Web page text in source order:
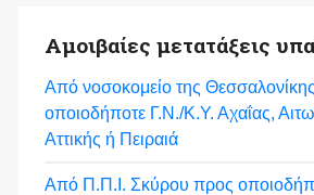
Αμοιβαίες μετατάξεις
Από νοσοκομείο της
οποιοδήποτε Γ.Ν./Κ.Υ. Αχαΐας,
Αττικής ή Πειραιά
Από Π.Π.Ι. Σκύρου προς